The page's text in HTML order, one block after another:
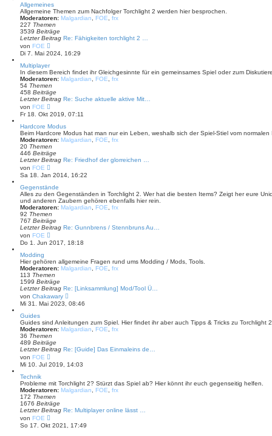
Allgemeines
Allgemeine Themen zum Nachfolger Torchlight 2 werden hier besprochen.
Moderatoren: Malgardian FOE
frx
227 Themen
3539 Beiträge
Letzter Beitrag Re: Fähigkeiten torchlight 2 …
von FOE
e
u
e
s
t
e
r
B
i
t
r
a
g
Di 7. Mai 2024, 16:29
Multiplayer
In diesem Bereich findet ihr Gleichgesinnte für ein gemeinsames Spiel oder zum
Moderatoren: Malgardian FOE
frx
54 Themen
458 Beiträge
Letzter Beitrag Re: Suche aktuelle aktive Mit…
von FOE
e
u
e
s
t
e
r
B
t
r
a
g
Fr 18. Okt 2019, 07:11
Hardcore Modus
Beim Hardcore Modus hat man nur ein Leben, weshalb sich der Spiel-Stiel vom
Moderatoren: Malgardian FOE
frx
20 Themen
446 Beiträge
Letzter Beitrag Re: Friedhof der glorreichen …
von FOE
e
u
e
s
t
e
r
B
e
t
r
g
Sa 18. Jan 2014, 16:22
Gegenstände
Alles zu den Gegenständen in Torchlight 2. Wer hat die besten Items? Zeigt her eure
und anderen Zaubern gehören ebenfalls hier rein.
Moderatoren: Malgardian FOE
frx
92 Themen
767 Beiträge
Letzter Beitrag Re: Gunnbrens / Stennbruns Au…
von FOE
e
u
s
t
e
r
B
i
t
a
g
Do 1. Jun 2017, 18:18
Modding
Hier gehören allgemeine Fragen rund ums Modding / Mods, Tools.
Moderatoren: Malgardian FOE
frx
113 Themen
1599 Beiträge
Letzter Beitrag Re: [Linksammlung] Mod/Tool Ü…
von Chakawary
e
u
s
t
e
B
i
t
a
g
Mi 31. Mai 2023, 08:46
Guides
Guides sind Anleitungen zum Spiel. Hier findet ihr aber auch Tipps & Tricks zu Torchlight
Moderatoren: Malgardian FOE
frx
36 Themen
489 Beiträge
Letzter Beitrag Re: [Guide] Das Einmaleins de…
von FOE
e
u
s
t
e
r
B
t
Mi 10. Jul 2019, 14:03
Technik
Probleme mit Torchlight 2? Stürzt das Spiel ab? Hier könnt ihr euch gegenseitig helfen.
Moderatoren: Malgardian FOE
frx
172 Themen
1676 Beiträge
Letzter Beitrag Re: Multiplayer online lässt …
von FOE
e
u
So 17. Okt 2021, 17:49